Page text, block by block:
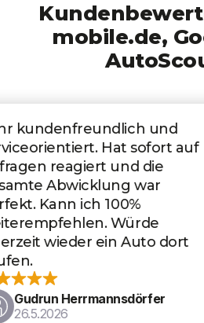
mobile.de,
Hr. Schimmel war von
ersten
zum Abschluss ein
kompetenter,
zuverlässiger
der mich in allen
beraten und den Kauf
2. Wagen, den wir
haben. Wir sind sehr